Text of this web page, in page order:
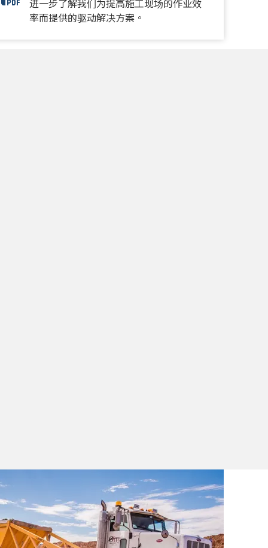
Construction Brochure
进一步了解我们为提高施工现场的作业效
率而提供的驱动解决方案。